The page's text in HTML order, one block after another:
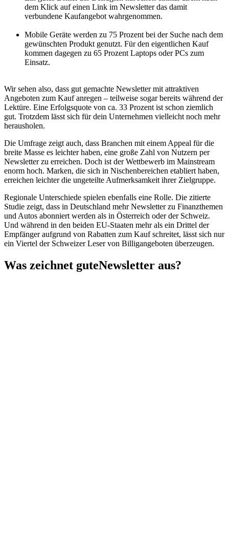
dem Klick auf einen Link im Newsletter das damit
verbundene Kaufangebot wahrgenommen.
Mobile Geräte werden zu 75 Prozent bei der Suche nach dem
gewünschten Produkt genutzt. Für den eigentlichen Kauf
kommen dagegen zu 65 Prozent Laptops oder PCs zum
Einsatz.
Wir sehen also, dass gut gemachte Newsletter mit attraktiven
Angeboten zum Kauf anregen – teilweise sogar bereits während der
Lektüre. Eine Erfolgsquote von ca. 33 Prozent ist schon ziemlich
gut. Trotzdem lässt sich für dein Unternehmen vielleicht noch mehr
herausholen.
Die Umfrage zeigt auch, dass Branchen mit einem Appeal für die
breite Masse es leichter haben, eine große Zahl von Nutzern per
Newsletter zu erreichen. Doch ist der Wettbewerb im Mainstream
enorm hoch. Marken, die sich in Nischenbereichen etabliert haben,
erreichen leichter die ungeteilte Aufmerksamkeit ihrer Zielgruppe.
Regionale Unterschiede spielen ebenfalls eine Rolle. Die zitierte
Studie zeigt, dass in Deutschland mehr Newsletter zu Finanzthemen
und Autos abonniert werden als in Österreich oder der Schweiz.
Und während in den beiden EU-Staaten mehr als ein Drittel der
Empfänger aufgrund von Rabatten zum Kauf schreitet, lässt sich nur
ein Viertel der Schweizer Leser von Billigangeboten überzeugen.
Was zeichnet guteNewsletter aus?